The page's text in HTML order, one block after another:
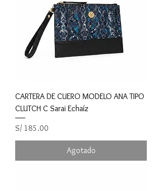
CARTERA DE CUERO MODELO ANA TIPO
CLUTCH C Sarai Echaíz
Precio
S/ 185.00
Agotado